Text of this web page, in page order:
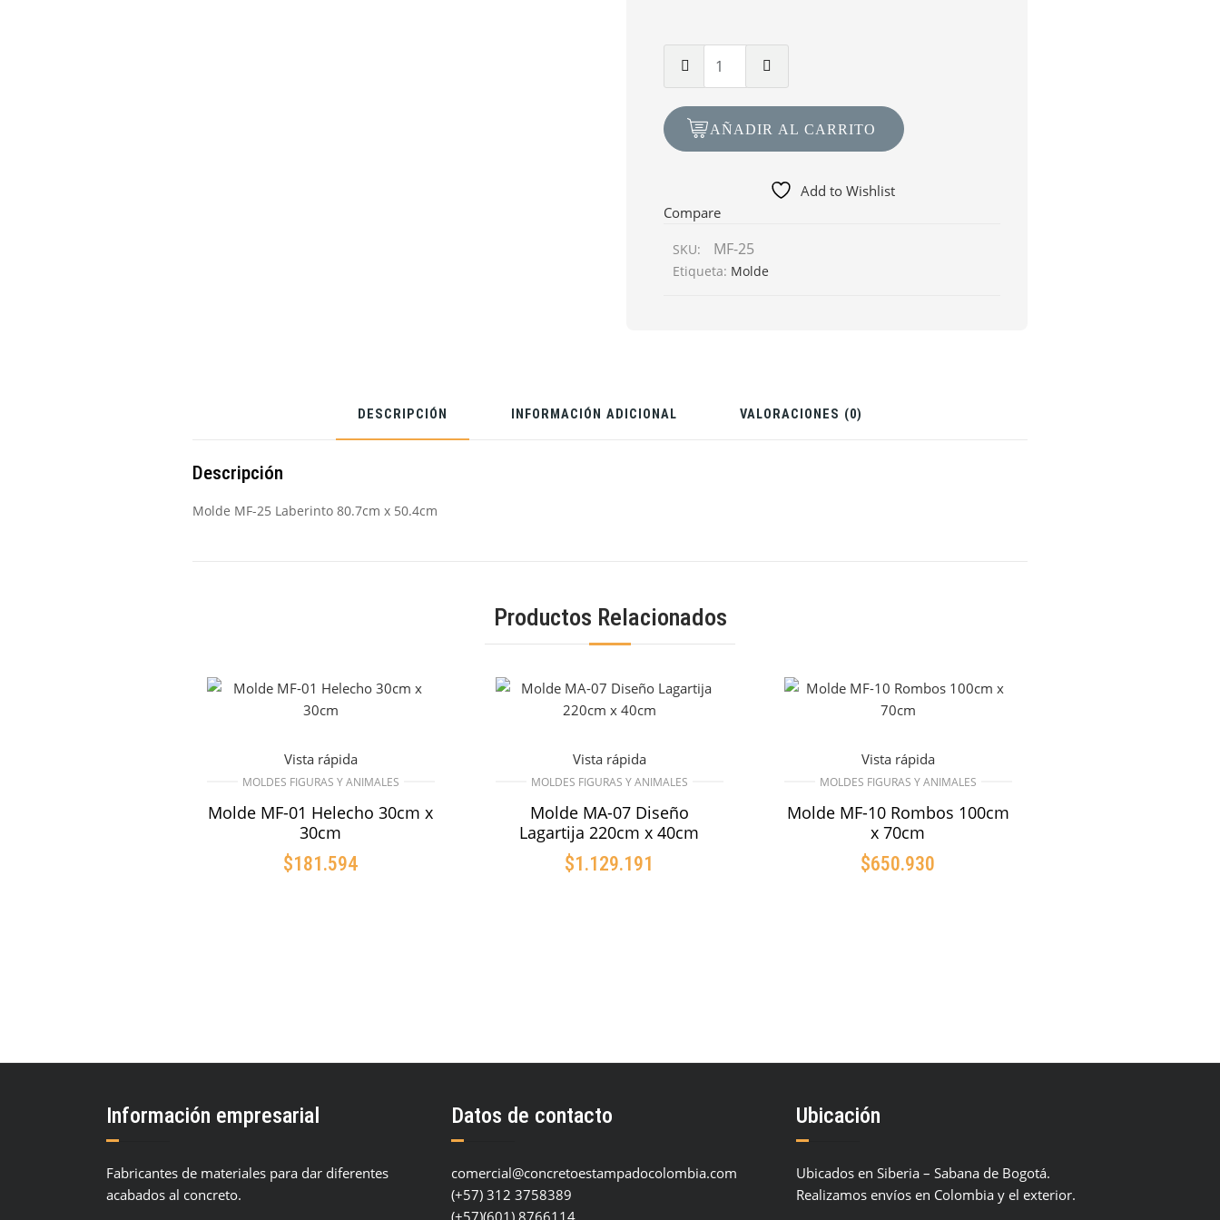
MF-
25
x
AÑADIR AL CARRITO
Add to Wishlist
Compare
SKU: MF-25
Etiqueta: Molde
DESCRIPCIÓN INFORMACIÓN ADICIONAL VALORACIONES (0)
Descripción
Molde MF-25 Laberinto 80.7cm x 50.4cm
Productos Relacionados
Vista rápida
MOLDES FIGURAS Y ANIMALES
Molde MF-01 Helecho 30cm x
30cm
$181.594
Vista rápida
MOLDES FIGURAS Y ANIMALES
Molde MA-07 Diseño
Lagartija 220cm x 40cm
$1.129.191
Vista rápida
MOLDES FIGURAS Y ANIMALES
Molde MF-10 Rombos 100cm
x 70cm
$650.930
Información empresarial
Fabricantes de materiales para dar diferentes
acabados al concreto.
Datos de contacto
comercial@concretoestampadocolombia.com
(+57) 312 3758389
(+57)(601) 8766114
Ubicación
Ubicados en Siberia – Sabana de Bogotá.
Realizamos envíos en Colombia y el exterior.